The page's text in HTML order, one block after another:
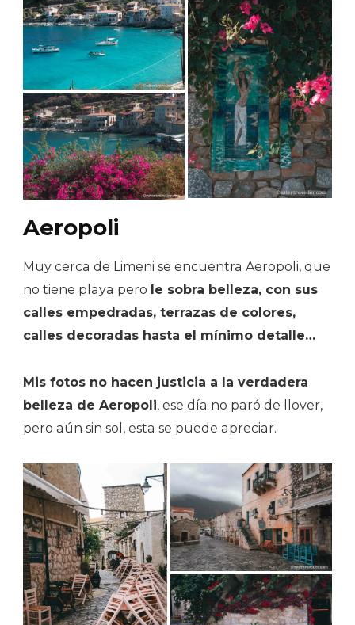
Aeropoli
Muy cerca de Limeni se encuentra Aeropoli, que
no tiene playa pero le sobra belleza, con sus
calles empedradas, terrazas de colores,
calles decoradas hasta el mínimo detalle…
Mis fotos no hacen justicia a la verdadera
belleza de Aeropoli, ese día no paró de llover,
pero aún sin sol, esta se puede apreciar.